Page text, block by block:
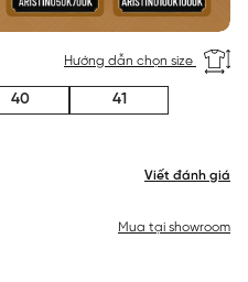
Viết đánh giá
Hướng dẫn chọn size
40
41
Mua tại showroom